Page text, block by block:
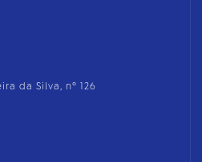
da Silva, nº 126